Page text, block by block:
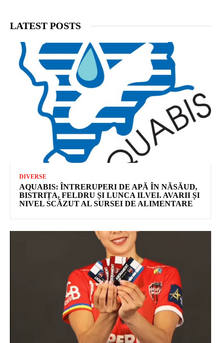
LATEST POSTS
DIVERSE
AQUABIS: ÎNTRERUPERI DE APĂ ÎN NĂSĂUD,
BISTRIȚA, FELDRU ȘI LUNCA ILVEI. AVARII ȘI
NIVEL SCĂZUT AL SURSEI DE ALIMENTARE